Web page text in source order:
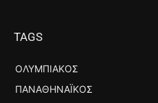
TAGS
ΟΛΥΜΠΙΑΚΌΣ
ΠΑΝΑΘΗΝΑΪΚΌΣ